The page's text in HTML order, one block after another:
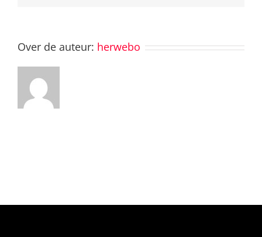
Over de auteur: herwebo